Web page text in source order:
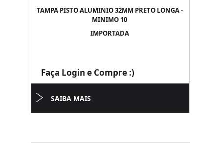
TAMPA PISTO ALUMINIO 32MM PRETO LONGA -
MINIMO 10
IMPORTADA
Faça Login e Compre :)
SAIBA MAIS